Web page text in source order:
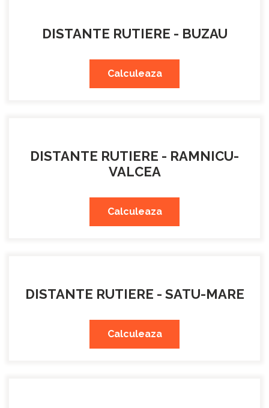
DISTANTE RUTIERE - BUZAU
Calculeaza
DISTANTE RUTIERE - RAMNICU-
VALCEA
Calculeaza
DISTANTE RUTIERE - SATU-MARE
Calculeaza